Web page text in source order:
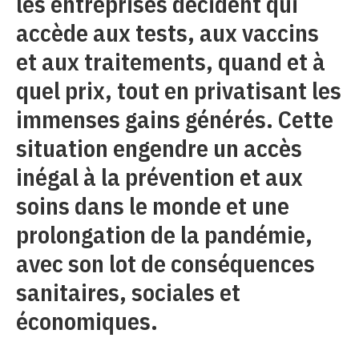
accède aux tests, aux vaccins
et aux traitements, quand et à
quel prix, tout en privatisant les
immenses gains générés. Cette
situation engendre un accès
inégal à la prévention et aux
soins dans le monde et une
prolongation de la pandémie,
avec son lot de conséquences
sanitaires, sociales et
économiques.